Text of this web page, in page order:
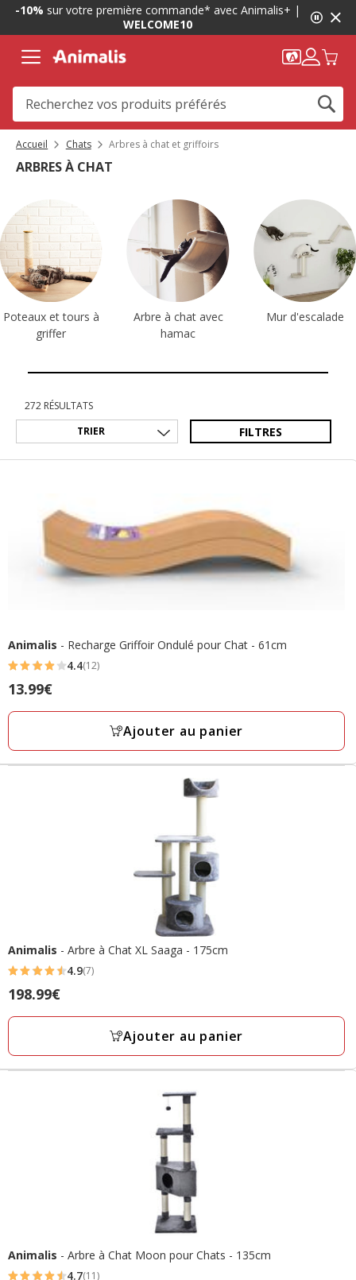
1
2,
message,
-10% sur votre première commande* avec Animalis+ |
WELCOME10
Accueil Chats Arbres à chat et griffoirs
ARBRES À CHAT
Poteaux et tours à
griffer
Arbre à chat avec
hamac
Mur d'escalade
272 RÉSULTATS
FILTRES
Animalis - Recharge Griffoir Ondulé pour Chat - 61cm
4.4
étoiles
avec
avis
4.4(12)
Prix
13.99€
13.99€
Ajouter au panier
Animalis - Arbre à Chat XL Saaga - 175cm
4.9
étoiles
avec
avis
4.9(7)
Prix
198.99€
198.99€
Ajouter au panier
Animalis - Arbre à Chat Moon pour Chats - 135cm
4.7(11)